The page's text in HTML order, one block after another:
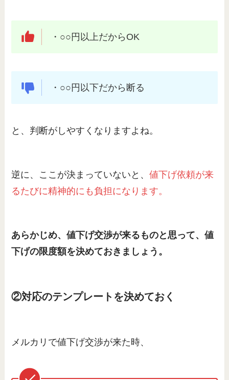
・○○円以上だからOK
・○○円以下だから断る
と、判断がしやすくなりますよね。
逆に、ここが決まっていないと、値下げ依頼が来
るたびに精神的にも負担になります。
あらかじめ、値下げ交渉が来るものと思って、値
下げの限度額を決めておきましょう。
②対応のテンプレートを決めておく
メルカリで値下げ交渉が来た時、